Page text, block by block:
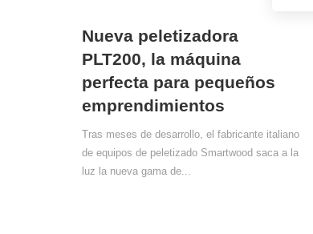
Nueva peletizadora
PLT200, la máquina
perfecta para pequeños
emprendimientos
Tras meses de desarrollo, el fabricante italiano
de equipos de peletizado Smartwood saca a la
luz la nueva gama de...